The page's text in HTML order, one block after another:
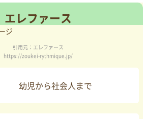
エレファース
引用元：エレファース
https://zoukei-rythmique.jp/
幼児から社会人まで